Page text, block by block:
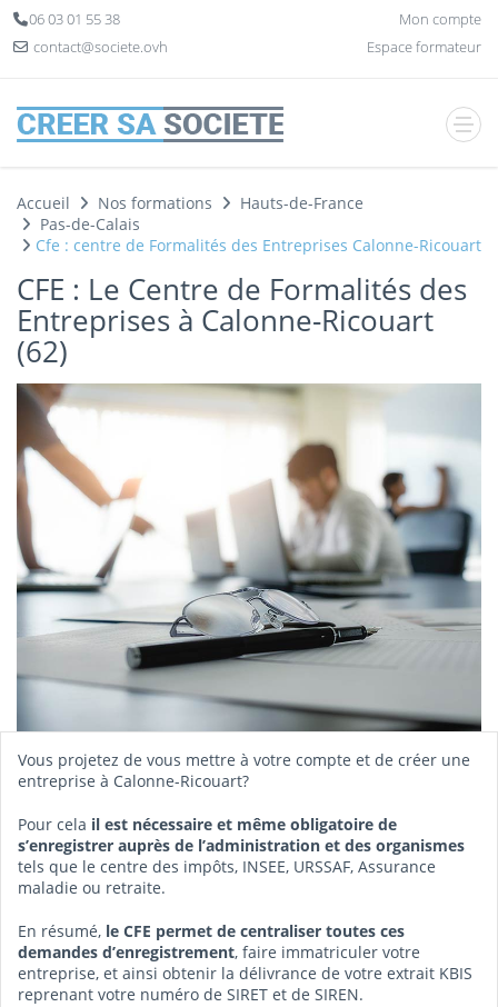
06 03 01 55 38
contact@societe.ovh
Mon compte
Espace formateur
Accueil Nos formations
Hauts-de-France
Pas-de-Calais
Cfe : centre de Formalités des Entreprises Calonne-Ricouart
CFE : Le Centre de Formalités des
Entreprises à Calonne-Ricouart
(62)
Vous projetez de vous mettre à votre compte et de créer une
entreprise à Calonne-Ricouart?
Pour cela il est nécessaire et même obligatoire de
s’enregistrer auprès de l’administration et des organismes
tels que le centre des impôts, INSEE, URSSAF, Assurance
maladie ou retraite.
En résumé, le CFE permet de centraliser toutes ces
demandes d’enregistrement, faire immatriculer votre
entreprise, et ainsi obtenir la délivrance de votre extrait KBIS
reprenant votre numéro de SIRET et de SIREN.
Panneau de gestion des cookies